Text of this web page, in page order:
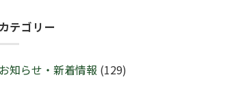
セ
レ
2
月
(土)
30
年
1
始
時
カテゴリー
お知らせ・新着情報 (129)